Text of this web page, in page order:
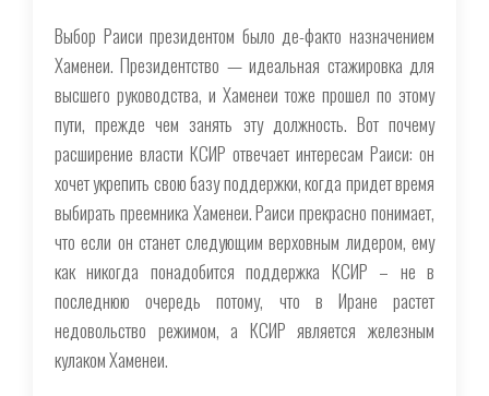
Выбор Раиси президентом было де-факто назначением
Хаменеи. Президентство — идеальная стажировка для
высшего руководства, и Хаменеи тоже прошел по этому
пути, прежде чем занять эту должность. Вот почему
расширение власти КСИР отвечает интересам Раиси: он
хочет укрепить свою базу поддержки, когда придет время
выбирать преемника Хаменеи. Раиси прекрасно понимает,
что если он станет следующим верховным лидером, ему
как никогда понадобится поддержка КСИР – не в
последнюю очередь потому, что в Иране растет
недовольство режимом, а КСИР является железным
кулаком Хаменеи.